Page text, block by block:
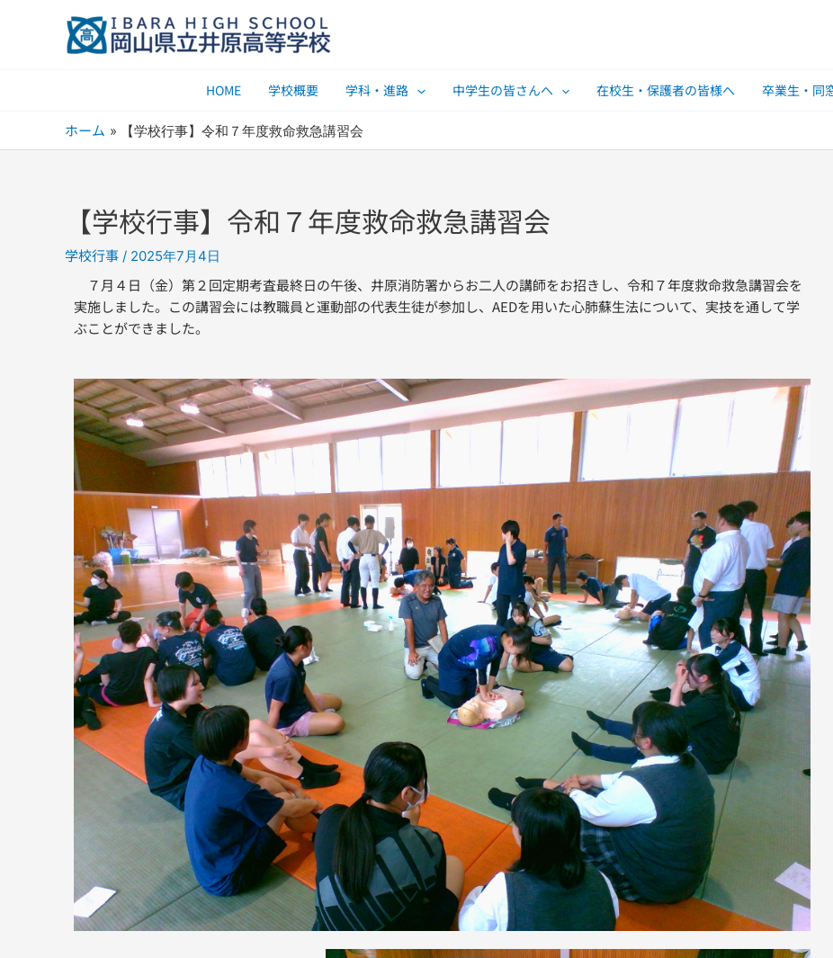
HOME 学校概要 学科・進路 中学生の皆さんへ 在校生・保護者の皆様へ 卒業生・同
ホーム 【学校行事】令和７年度救命救急講習会
【学校行事】令和７年度救命救急講習会
学校行事 / 2025年7月4日
７月４日（金）第２回定期考査最終日の午後、井原消防署からお二人の講師をお招きし、令和７年度救命救急講習会を
実施しました。この講習会には教職員と運動部の代表生徒が参加し、AEDを用いた心肺蘇生法について、実技を通して学
ぶことができました。